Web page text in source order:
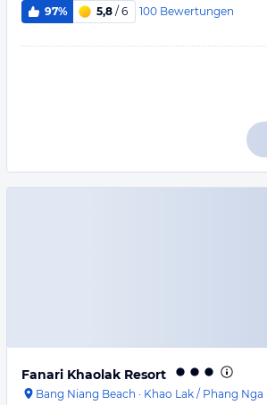
97% 5,8 / 6 100 Bewertungen
Fanari Khaolak Resort
Bang Niang Beach · Khao Lak / Phang Nga